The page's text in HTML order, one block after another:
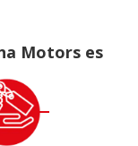
Motors es